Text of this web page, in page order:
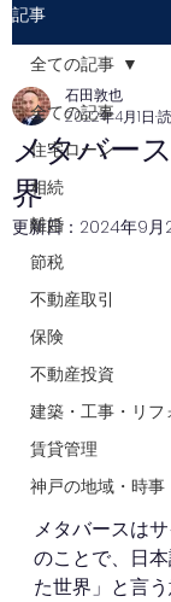
記事
全ての記事
住宅ローン
相続
離婚
節税
不動産取引
保険
不動産投資
建築・工事・リフ
賃貸管理
神戸の地域・時事
全ての記事
メタバー
界
石田敦也
2022年4月1日
更新日： 2024年9月
メタバースは
のことで、日
た世界」と言う